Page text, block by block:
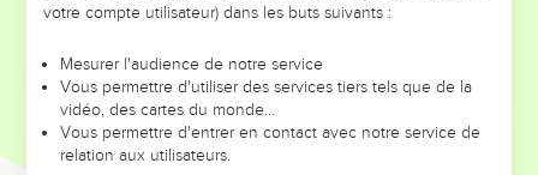
leur foi ou leur vision. Mais on voit moins les doutes, les erreurs
et les saisons difficiles qu'ils ont traversés, alors même que ce
sont elles qui les ont façonnés.
Dans cette conférence, leaders, entrepreneurs, et responsables
votre compte utilisateur) dans les buts suivants :
Mesurer l'audience de notre service
Vous permettre d'utiliser des services tiers tels que de la
vidéo, des cartes du monde…
Vous permettre d'entrer en contact avec notre service de
relation aux utilisateurs.